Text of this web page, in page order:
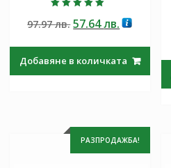
5.00
от 5
97.97лв.Original
97.97 лв..
57.64лв.Текущата
57.64 лв..
Добавяне в количката
РАЗПРОДАЖБА!